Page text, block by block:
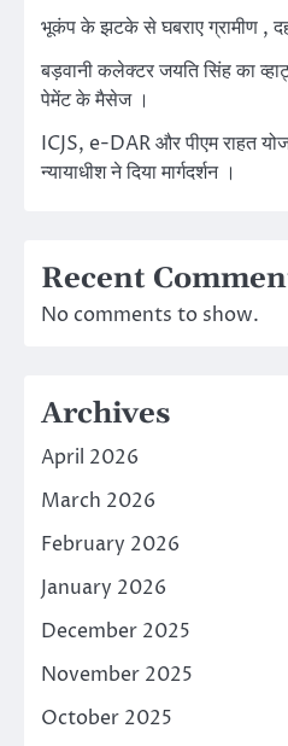
भूकंप के झटके से घबराए ग्रामीण ,
बड़वानी कलेक्टर जयति सिंह का
पेमेंट के मैसेज ।
ICJS, e-DAR और पीएम राहत
न्यायाधीश ने दिया मार्गदर्शन ।
Recent
No comments to show.
Archives
April 2026
March 2026
February 2026
January 2026
December 2025
November 2025
October 2025